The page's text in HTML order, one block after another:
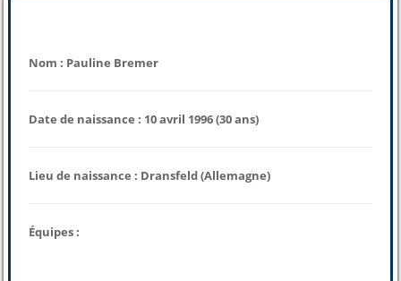
Nom : Pauline Bremer
Date de naissance : 10 avril 1996 (30 ans)
Lieu de naissance : Dransfeld (Allemagne)
Équipes :